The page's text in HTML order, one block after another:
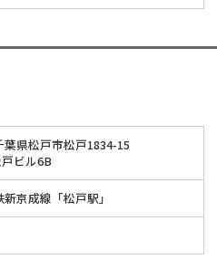
葉県松戸市松戸1834-15
ビル6B
京成線「松戸駅」